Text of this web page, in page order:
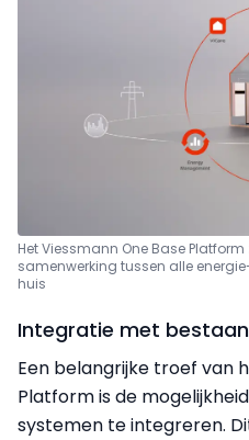
Het Viessmann One Base
samenwerking tussen alle
huis
Integratie met
Een belangrijke troef van
Platform is de
systemen te integreren.